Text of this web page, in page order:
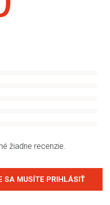
žiadne recenzie.
SA MUSÍTE PRIHLÁSIŤ